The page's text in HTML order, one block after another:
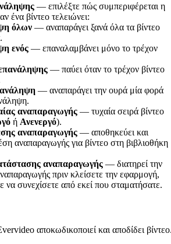
— επιλέξτε πώς συμπεριφέρεται η
ένα βίντεο τελειώνει:
όλων — αναπαράγει ξανά όλα τα βίντεο
ενός — επαναλαμβάνει μόνο το τρέχον
— παύει όταν το τρέχον βίντεο
— αναπαράγει την ουρά μία φορά
αναπαραγωγής — τυχαία σειρά βίντεο
ή Ανενεργό).
αναπαραγωγής — αποθηκεύει και
αναπαραγωγής για βίντεο στη βιβλιοθήκη
αναπαραγωγής — διατηρεί την
πριν κλείσετε την εφαρμογή,
να συνεχίσετε από εκεί που σταματήσατε.
αποκωδικοποιεί και αποδίδει